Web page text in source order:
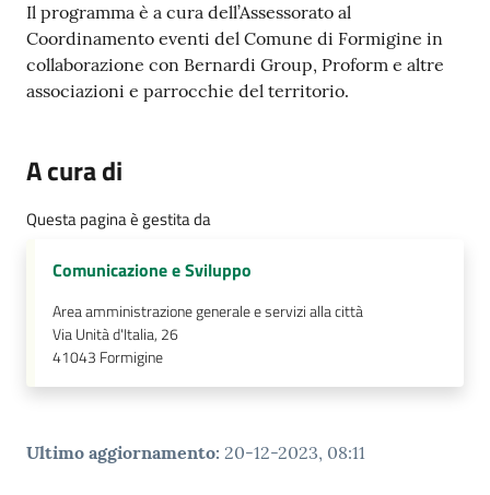
Il programma è a cura dell’Assessorato al
Coordinamento eventi del Comune di Formigine in
collaborazione con Bernardi Group, Proform e altre
associazioni e parrocchie del territorio.
A cura di
Questa pagina è gestita da
Comunicazione e Sviluppo
Area amministrazione generale e servizi alla città
Via Unità d'Italia, 26
41043 Formigine
Ultimo aggiornamento: 20-12-2023, 08:11